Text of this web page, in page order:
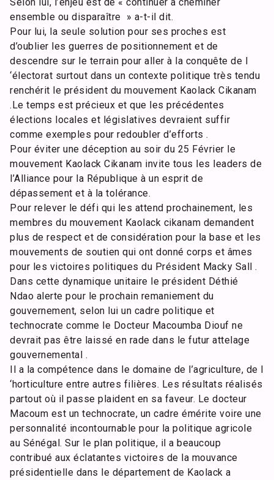
ensemble ou disparaître » a-t-il dit.
Pour lui, la seule solution pour ses proches est
d’oublier les guerres de positionnement et de
descendre sur le terrain pour aller à la conquête de l
‘électorat surtout dans un contexte politique très tendu
renchérit le président du mouvement Kaolack Cikanam
.Le temps est précieux et que les précédentes
élections locales et législatives devraient suffir
comme exemples pour redoubler d’efforts .
Pour éviter une déception au soir du 25 Février le
mouvement Kaolack Cikanam invite tous les leaders de
l’Alliance pour la République à un esprit de
dépassement et à la tolérance.
Pour relever le défi qui les attend prochainement, les
membres du mouvement Kaolack cikanam demandent
plus de respect et de considération pour la base et les
mouvements de soutien qui ont donné corps et âmes
pour les victoires politiques du Président Macky Sall .
Dans cette dynamique unitaire le président Déthié
Ndao alerte pour le prochain remaniement du
gouvernement, selon lui un cadre politique et
technocrate comme le Docteur Macoumba Diouf ne
devrait pas être laissé en rade dans le futur attelage
gouvernemental .
Il a la compétence dans le domaine de l’agriculture, de l
‘horticulture entre autres filières. Les résultats réalisés
partout où il passe plaident en sa faveur. Le docteur
Macoum est un technocrate, un cadre émérite voire une
personnalité incontournable pour la politique agricole
au Sénégal. Sur le plan politique, il a beaucoup
contribué aux éclatantes victoires de la mouvance
présidentielle dans le département de Kaolack a